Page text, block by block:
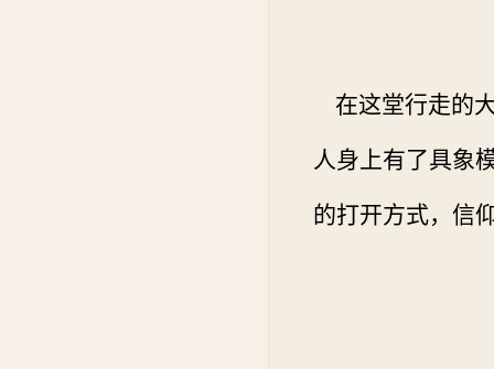
在这堂行走的
人身上有了具象
的打开方式，信